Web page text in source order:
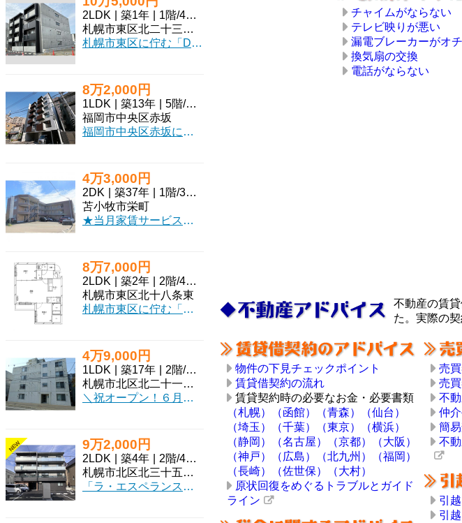
チャイムがならない
テレビ映りが悪い
漏電ブレーカーがオ
換気扇の交換
電話がならない
不動産の賃
た。実際の
物件の下見チェックポイント
賃貸借契約の流れ
賃貸契約時の必要なお金・必要書類
（札幌）
（函館） （青森）
（仙台）
（埼玉）
（千葉） （東京）
（横浜）
（静岡）
（名古屋） （京都）
（大阪）
（神戸）
（広島） （北九州）
（福岡）
（長崎）
（佐世保）
（大村）
原状回復をめぐるトラブルとガイド
ライン
売
売
不
仲
簡
不
引
引
2LDK 築1年 1階/4階建
札幌市東区北二十三条東
札幌市東区に佇む「DOMAIN23」で、新しい暮らしを始めてみませんか？2025年4月竣工の築浅マンションで、南向きの2LDKは50.52㎡とゆとりの広さ。LDKは12.7帖もあり、ご家族やパートナーとの団らんの時間を豊かに彩ります。札幌市営地下鉄南北線「北24条」駅まで徒歩7分とアクセスも良好。スーパーやコンビニ、飲食店も徒歩圏内に揃い、毎日のお買い物やお食事にも困りません。室内はシステムキッチンにIHクッキングヒーター、3口コンロで料理が楽しくなること間違いなし。バス・トイレ別、独立洗面台、温水洗浄トイレなど水回りも充実しており、ウォークインクローゼットやシューズボックスで収納もたっぷり。オートロック、TVモニター付インターホン、防犯カメラでセキュリティも安心です。インターネット利用料無料なのも嬉しいポイント。エアコンも完備で一年中快適に過ごせます。駐車場も完備しており、お車をお持ちの方にも便利です。お二人暮らしや新婚さんにもぴったりの、魅力あふれるお部屋です。ぜひ一度、ご内覧ください。
8万2,000円
1LDK 築13年 5階/7階建
福岡市中央区赤坂
福岡市中央区赤坂に佇む「グランドヴィラス赤坂」で、新しい暮らしを始めてみませんか？ 7階建ての5階にあるこちらのお部屋は、洗練されたデザイナーズ仕様で、なんと家具・家電付き！引っ越し費用を抑えて、すぐに快適な生活をスタートできるのが嬉しいポイントです。さらにインターネット利用料が無料なので、月々の出費も抑えられますよ。福岡市営地下鉄七隈線「桜坂駅」まで徒歩8分とアクセスも良好。周辺にはスーパーやコンビニ、ドラッグストア、病院が徒歩数分圏内に揃い、日々の生活がとても便利に。28.15㎡の1LDKは、お一人暮らしはもちろん、お二人での新生活にもぴったりです。オートロックや防犯カメラで安心のセキュリティ。バス・トイレ別、独立洗面台、浴室乾燥機、追い焚き機能、システムキッチン（IHクッキングヒーター）など、暮らしを豊かにする設備が充実しています。ぜひ一度、この魅力的なお部屋をご覧ください。
4万3,000円
2DK 築37年 1階/3階建
苫小牧市栄町
★当月家賃サービス★中心部のマンション物件♪スーパー徒歩圏内！青空駐車！初期費用クレジット決済OK!お部屋探しはミニミニで！
8万7,000円
2LDK 築2年 2階/4階建
札幌市東区北十八条東
札幌市東区に佇む「シティプレミア環状通東」で、新しい暮らしを始めてみませんか？築浅の綺麗な2LDKマンションで、札幌市営地下鉄東豊線「環状通東」駅まで徒歩8分とアクセスも良好です。広々とした13.9帖のLDKは、南向きのバルコニーから明るい光が差し込み、毎日を心地よく彩ってくれます。50.87㎡のゆとりの空間は、お一人暮らしはもちろん、お二人での新生活にもぴったり。インターネット利用料無料は、日々の暮らしに嬉しいポイントですね。システムキッチンや独立洗面台など水回りも充実。オートロック、モニタ付インターホン、防犯カメラ、宅配BOXとセキュリティ面も安心です。さらに、大切なペット（猫ちゃんも！）と一緒に暮らせるのも魅力。徒歩4分圏内にスーパーやコンビニ、ドラッグストアが揃い、小学校も徒歩6分と、日々の生活がとても便利に。快適で安心な毎日がここから始まります。ぜひ一度、ご覧ください。
4万9,000円
1LDK 築17年 2階/4階建
札幌市北区北二十一条西
＼祝オープン！６月末まで賃貸仲介手数料が【無料】新生活の初期費用をグッと抑えるチャンス！／ 新店舗のオープンを記念して、期間限定の大感謝キャンペーンを開催中！今ならなんと【賃貸仲介手数料無料】に！ 引っ越しにかかる初期費用を少しでも抑えて、その分を新しい家具や家電、あるいは新生活の準備に回しませんか？ 他社で見つけた物件でも、当店ならお得にご紹介できる場合がございます。 札幌市内近郊はもちろん来店不要のオンライン対応可能です！当社は「総合仲介」と言う形で営業しておりますので、賃貸仲介はもちらんテナント・事務所・売買案件についても全てご案内可能です
NEW 9万2,000円
2LDK 築4年 2階/4階建
札幌市北区北三十五条西
「ラ・エスペランス麻生」で、快適な新生活を始めてみませんか？2022年3月築のマンションで、広々51.1㎡の2LDKは、ご家族やカップルにもぴったりのゆとりの空間です。札幌市営地下鉄南北線「麻生駅」まで徒歩9分、複数路線が利用できるので通勤・通学にも便利ですね。インターネット利用料無料は、毎日の生活に嬉しいポイント。オートロック、モニタ付インターホン、防犯カメラで安心の毎日をサポートいたします。室内にはシステムキッチンや追い焚き機能付きバス、独立洗面台など水回りの設備が充実。ウォークインクローゼットやシューズボックスで収納もたっぷり確保できます。南西向きのバルコニーで日当たりも良好です。徒歩圏内にはショッピングセンターやドラッグストア、コンビニがあり、お買い物にも困りません。小学校や中学校も近く、子育て世代にも安心の環境が整っています。礼金ゼロ、保証人不要、家賃保証会社利用可で初期費用も抑えやすいですよ。ぜひこのお部屋で、素敵な暮らしをスタートしてください。